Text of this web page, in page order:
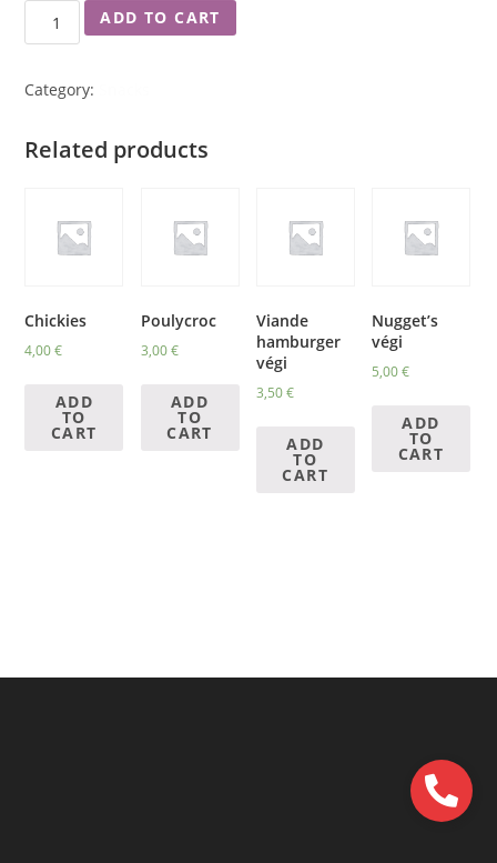
ADD TO CART
Category:
Related products
Chickies
4,00€
ADD
TO
CART
Poulycroc
3,00€
ADD
TO
CART
Viande
hamburger
végi
3,50€
ADD
TO
CART
Nugget’s
végi
5,00€
ADD
TO
CART